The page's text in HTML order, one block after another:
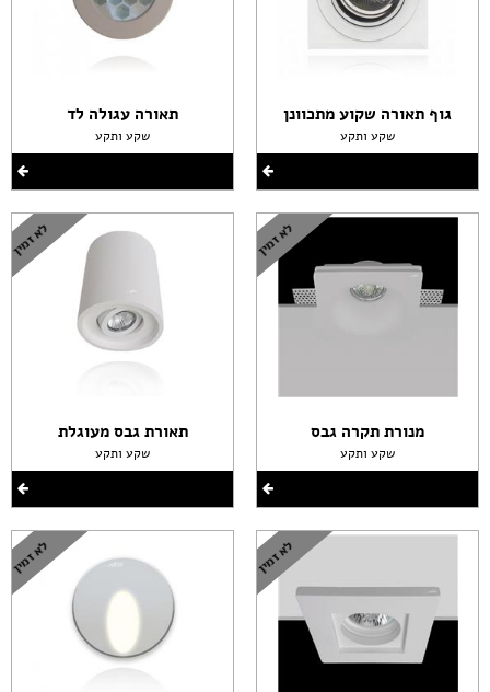
גוף תאורה שקוע מתכוונן
שקע ותקע
מנורת תקרה גבס
שקע ותקע
תאורה עגולה לד
שקע ותקע
תאורת גבס מעוגלת
שקע ותקע